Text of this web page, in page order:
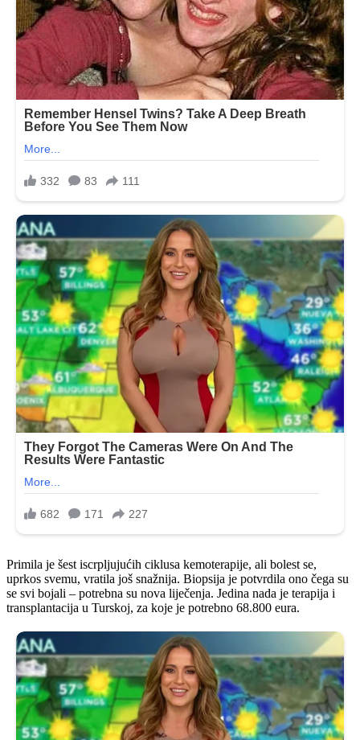
Primila je šest iscrpljujućih ciklusa kemoterapije, ali bolest se,
uprkos svemu, vratila još snažnija. Biopsija je potvrdila ono čega su
se svi bojali – potrebna su nova liječenja. Jedina nada je terapija i
transplantacija u Turskoj, za koje je potrebno 68.800 eura.